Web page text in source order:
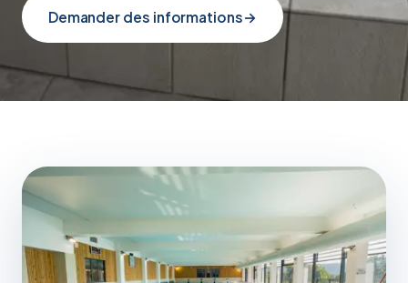
Demander des informations→